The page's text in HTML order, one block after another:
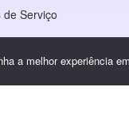
de Serviço
a melhor experiência